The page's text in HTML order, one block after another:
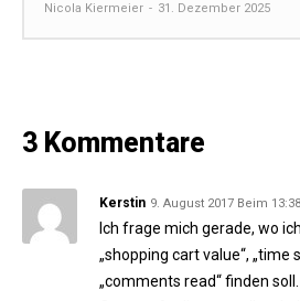
Nicola Kiermeier - 31. Dezember 2025
3 Kommentare
Kerstin 9. August 2017 Beim 13:38
Ich frage mich gerade, wo
„shopping cart value“, „time
„comments read“ finden